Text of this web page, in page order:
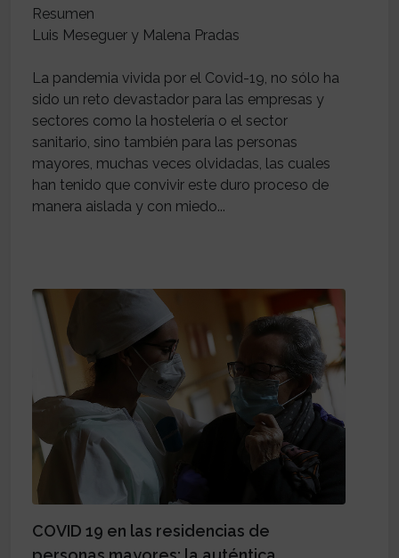
Resumen
Luis Meseguer y Malena Pradas
La pandemia vivida por el Covid-19, no sólo ha
sido un reto devastador para las empresas y
sectores como la hostelería o el sector
sanitario, sino también para las personas
mayores, muchas veces olvidadas, las cuales
han tenido que convivir este duro proceso de
manera aislada y con miedo...
COVID 19 en las residencias de